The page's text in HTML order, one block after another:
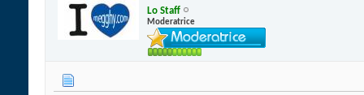
Lo Staff
Moderatrice